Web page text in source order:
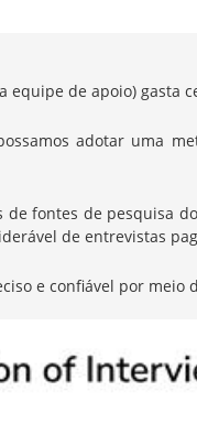
equipe de apoio) gasta
adotar uma
de fontes de pesquisa
de entrevistas
e confiável por meio